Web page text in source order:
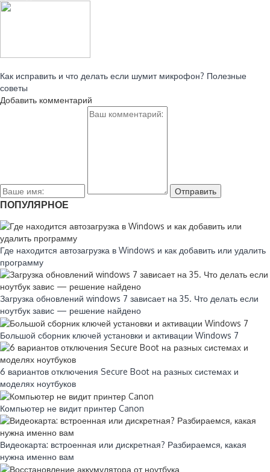
Как исправить и что делать если шумит микрофон? Полезные
советы
Добавить комментарий
ПОПУЛЯРНОЕ
Где находится автозагрузка в Windows и как добавить или удалить
программу
Загрузка обновлений windows 7 зависает на 35. Что делать если
ноутбук завис — решение найдено
Большой сборник ключей установки и активации Windows 7
6 вариантов отключения Secure Boot на разных системах и
моделях ноутбуков
Компьютер не видит принтер Canon
Видеокарта: встроенная или дискретная? Разбираемся, какая
нужна именно вам